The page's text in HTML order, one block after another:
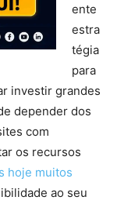
ente
estra
tégia
para
investir grandes
depender dos
com
os recursos
hoje muitos
ao seu